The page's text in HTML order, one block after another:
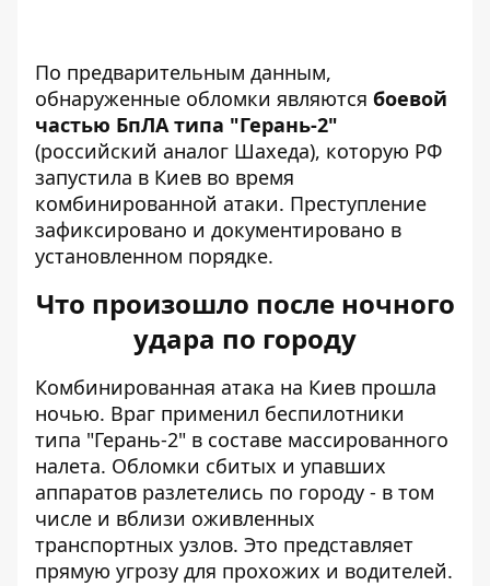
По предварительным данным,
обнаруженные обломки являются боевой
частью БпЛА типа "Герань-2"
(российский аналог Шахеда), которую РФ
запустила в Киев во время
комбинированной атаки. Преступление
зафиксировано и документировано в
установленном порядке.
Что произошло после ночного
удара по городу
Комбинированная атака на Киев прошла
ночью. Враг применил беспилотники
типа "Герань-2" в составе массированного
налета. Обломки сбитых и упавших
аппаратов разлетелись по городу - в том
числе и вблизи оживленных
транспортных узлов. Это представляет
прямую угрозу для прохожих и водителей.